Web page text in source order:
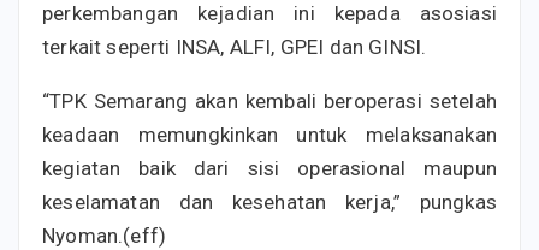
perkembangan kejadian ini kepada asosiasi
terkait seperti INSA, ALFI, GPEI dan GINSI.
“TPK Semarang akan kembali beroperasi setelah
keadaan memungkinkan untuk melaksanakan
kegiatan baik dari sisi operasional maupun
keselamatan dan kesehatan kerja,” pungkas
Nyoman.(eff)